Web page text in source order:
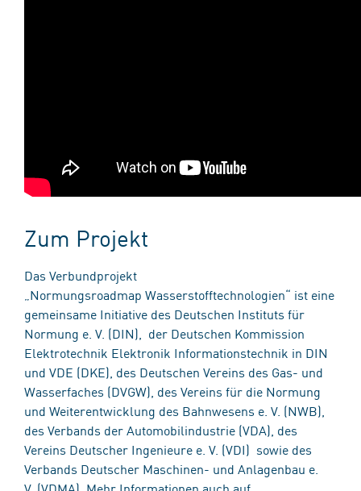
Zum Projekt
Das Verbundprojekt
„Normungsroadmap Wasserstofftechnologien“ ist eine
gemeinsame Initiative des Deutschen Instituts für
Normung e. V. (DIN), der Deutschen Kommission
Elektrotechnik Elektronik Informationstechnik in DIN
und VDE (DKE), des Deutschen Vereins des Gas- und
Wasserfaches (DVGW), des Vereins für die Normung
und Weiterentwicklung des Bahnwesens e. V. (NWB),
des Verbands der Automobilindustrie (VDA), des
Vereins Deutscher Ingenieure e. V. (VDI) sowie des
Verbands Deutscher Maschinen- und Anlagenbau e.